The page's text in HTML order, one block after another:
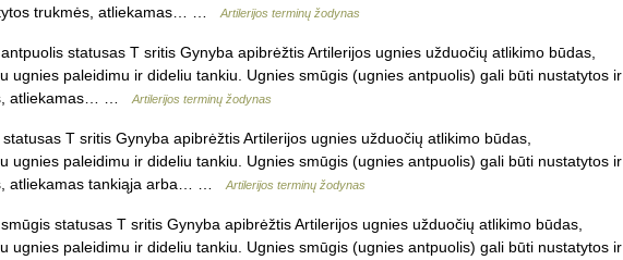
trukmės, atliekamas… …
Artilerijos terminų žodynas
statusas T sritis Gynyba apibrėžtis Artilerijos ugnies užduočių atlikimo būdas,
ugnies paleidimu ir dideliu tankiu. Ugnies smūgis (ugnies antpuolis) gali būti nustatytos ir
atliekamas… …
Artilerijos terminų žodynas
T sritis Gynyba apibrėžtis Artilerijos ugnies užduočių atlikimo būdas,
ugnies paleidimu ir dideliu tankiu. Ugnies smūgis (ugnies antpuolis) gali būti nustatytos ir
atliekamas tankiąja arba… …
Artilerijos terminų žodynas
statusas T sritis Gynyba apibrėžtis Artilerijos ugnies užduočių atlikimo būdas,
ugnies paleidimu ir dideliu tankiu. Ugnies smūgis (ugnies antpuolis) gali būti nustatytos ir